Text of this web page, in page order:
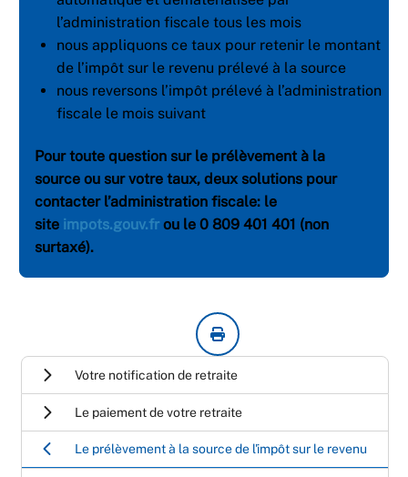
l’administration fiscale tous les mois
nous appliquons ce taux pour retenir le montant
de l’impôt sur le revenu prélevé à la source
nous reversons l’impôt prélevé à l’administration
fiscale le mois suivant
Pour toute question sur le prélèvement à la
source ou sur votre taux, deux solutions pour
contacter l’administration fiscale: le
site impots.gouv.fr ou le 0 809 401 401 (non
surtaxé).
Votre notification de retraite
Le paiement de votre retraite
Le prélèvement à la source de l'impôt sur le revenu